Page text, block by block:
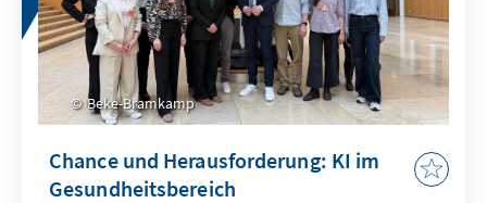
Beke-Bramkamp
Chance und Herausforderung: KI im
Gesundheitsbereich